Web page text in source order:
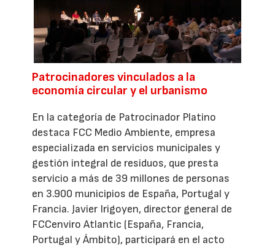
Patrocinadores vinculados a la
economía circular y el urbanismo
En la categoría de Patrocinador Platino
destaca FCC Medio Ambiente, empresa
especializada en servicios municipales y
gestión integral de residuos, que presta
servicio a más de 39 millones de personas
en 3.900 municipios de España, Portugal y
Francia. Javier Irigoyen, director general de
FCCenviro Atlantic (España, Francia,
Portugal y Ámbito), participará en el acto